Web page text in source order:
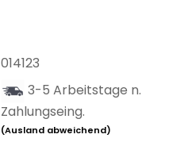
014123
3-5 Arbeitstage n.
Zahlungseing.
(Ausland abweichend)